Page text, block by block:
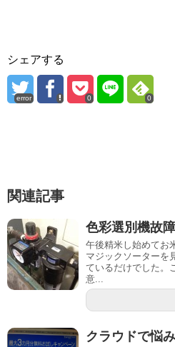
シェアする
error 0 0
関連記事
色彩選別機故障
午後精米し始めてお
マジックソーターを
ているだけでした。
意...
クラウドで悩